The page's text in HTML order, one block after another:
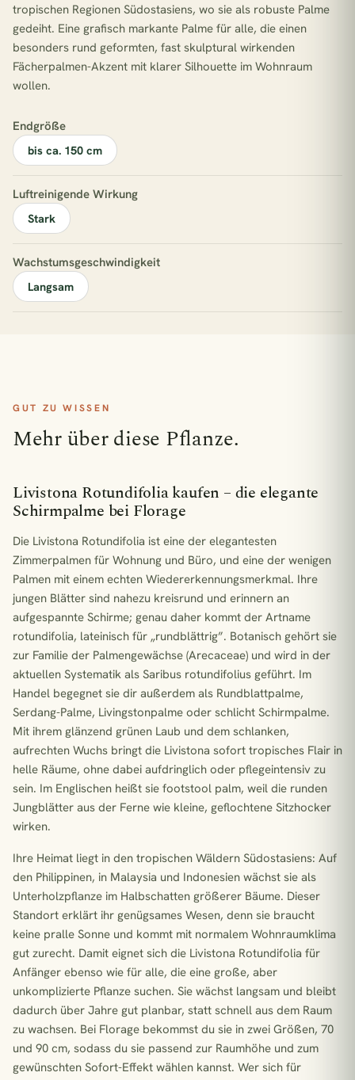
tropischen Regionen Südostasiens, wo sie als robuste Palme
gedeiht. Eine grafisch markante Palme für alle, die einen
besonders rund geformten, fast skulptural wirkenden
Fächerpalmen-Akzent mit klarer Silhouette im Wohnraum
wollen.
Endgröße
bis ca. 150 cm
Luftreinigende Wirkung
Stark
Wachstumsgeschwindigkeit
Langsam
GUT ZU WISSEN
Mehr über diese Pflanze.
Livistona Rotundifolia kaufen – die elegante
Schirmpalme bei Florage
Die Livistona Rotundifolia ist eine der elegantesten
Zimmerpalmen für Wohnung und Büro, und eine der wenigen
Palmen mit einem echten Wiedererkennungsmerkmal. Ihre
jungen Blätter sind nahezu kreisrund und erinnern an
aufgespannte Schirme; genau daher kommt der Artname
rotundifolia, lateinisch für „rundblättrig”. Botanisch gehört sie
zur Familie der Palmengewächse (Arecaceae) und wird in der
aktuellen Systematik als Saribus rotundifolius geführt. Im
Handel begegnet sie dir außerdem als Rundblattpalme,
Serdang-Palme, Livingstonpalme oder schlicht Schirmpalme.
Mit ihrem glänzend grünen Laub und dem schlanken,
aufrechten Wuchs bringt die Livistona sofort tropisches Flair in
helle Räume, ohne dabei aufdringlich oder pflegeintensiv zu
sein. Im Englischen heißt sie footstool palm, weil die runden
Jungblätter aus der Ferne wie kleine, geflochtene Sitzhocker
wirken.
Ihre Heimat liegt in den tropischen Wäldern Südostasiens: Auf
den Philippinen, in Malaysia und Indonesien wächst sie als
Unterholzpflanze im Halbschatten größerer Bäume. Dieser
Standort erklärt ihr genügsames Wesen, denn sie braucht
keine pralle Sonne und kommt mit normalem Wohnraumklima
gut zurecht. Damit eignet sich die Livistona Rotundifolia für
Anfänger ebenso wie für alle, die eine große, aber
unkomplizierte Pflanze suchen. Sie wächst langsam und bleibt
dadurch über Jahre gut planbar, statt schnell aus dem Raum
zu wachsen. Bei Florage bekommst du sie in zwei Größen, 70
und 90 cm, sodass du sie passend zur Raumhöhe und zum
gewünschten Sofort-Effekt wählen kannst. Wer sich für